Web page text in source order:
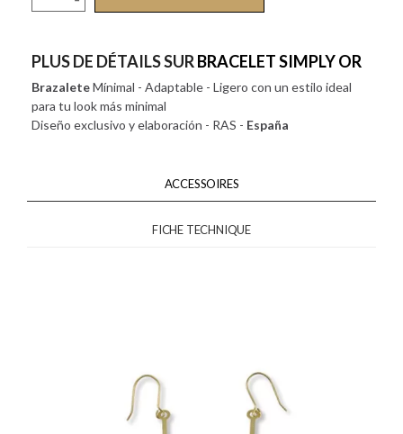
PLUS DE DÉTAILS SURBRACELET SIMPLY OR
BrazaleteMínimal - Adaptable - Ligero con un estilo ideal
para tu look más minimal
Diseño exclusivo y elaboración - RAS - España
ACCESSOIRES
FICHE TECHNIQUE